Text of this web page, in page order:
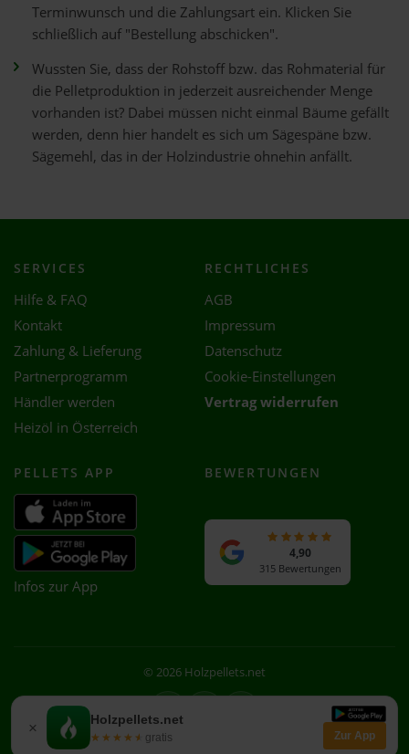
Terminwunsch und die Zahlungsart ein. Klicken Sie
schließlich auf "Bestellung abschicken".
Wussten Sie, dass der Rohstoff bzw. das Rohmaterial für
die Pelletproduktion in jederzeit ausreichender Menge
vorhanden ist? Dabei müssen nicht einmal Bäume gefällt
werden, denn hier handelt es sich um Sägespäne bzw.
Sägemehl, das in der Holzindustrie ohnehin anfällt.
× Holzpellets.net
★★★★★
★★★★★ gratis Zur App
SERVICES
Hilfe & FAQ
Kontakt
Zahlung & Lieferung
Partnerprogramm
Händler werden
Heizöl in Österreich
RECHTLICHES
AGB
Impressum
Datenschutz
Cookie-Einstellungen
Vertrag widerrufen
PELLETS APP
Infos zur App
BEWERTUNGEN
4,90
315 Bewertungen
© 2026 Holzpellets.net
Facebook